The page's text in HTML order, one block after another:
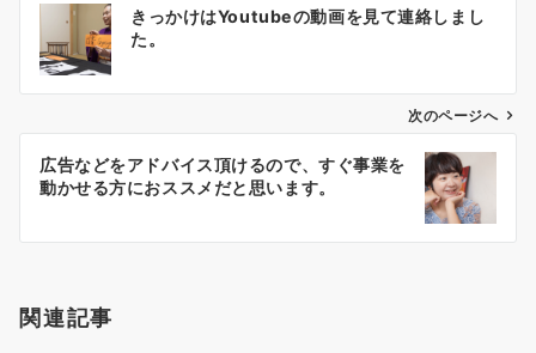
ン
きっかけはYoutubeの動画を見て連絡しまし
た。
次のページへ
広告などをアドバイス頂けるので、すぐ事業を
動かせる方におススメだと思います。
関連記事